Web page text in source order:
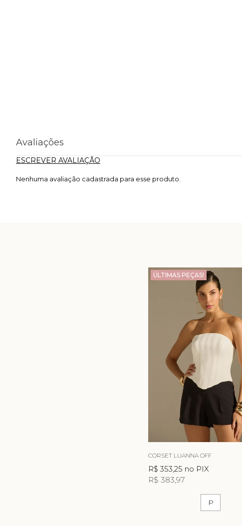
Avaliações
ESCREVER AVALIAÇÃO
Nenhuma avaliação cadastrada para esse produto.
ÚLTIMAS PEÇAS!
CORSET LUANNA OFF
R$ 353,25 no PIX
R$ 383,97
P